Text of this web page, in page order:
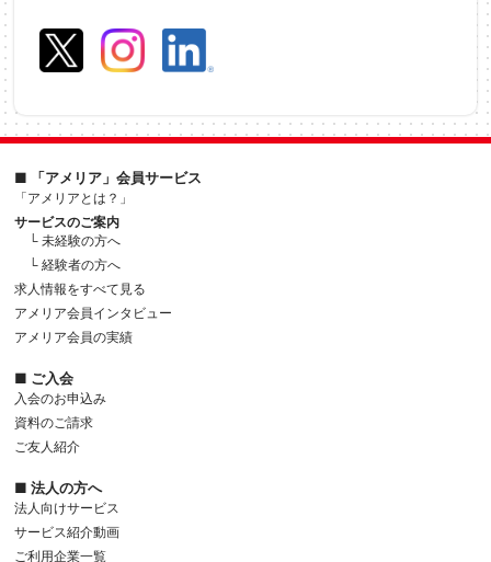
■ 「アメリア」会員サービス
「アメリアとは？」
サービスのご案内
└ 未経験の方へ
└ 経験者の方へ
求人情報をすべて見る
アメリア会員インタビュー
アメリア会員の実績
■ ご入会
入会のお申込み
資料のご請求
ご友人紹介
■ 法人の方へ
法人向けサービス
サービス紹介動画
ご利用企業一覧